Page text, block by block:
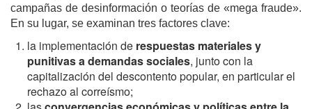
campañas de desinformación o teorías de «mega fraude».
En su lugar, se examinan tres factores clave:
la implementación de respuestas materiales y
punitivas a demandas sociales, junto con la
capitalización del descontento popular, en particular el
rechazo al correísmo;